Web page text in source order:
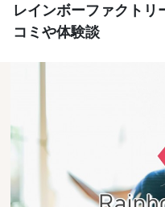
レインボーファクトリ
コミや体験談